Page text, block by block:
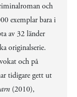
och
exemplar bara i
av 32 länder
originalserie.
och på
tidigare gett ut
(2010),